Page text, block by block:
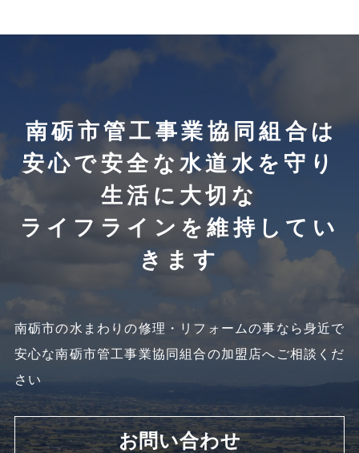
南砺市管工事業協同組合は
安心で安全な水道水を守り
生活に大切な
ライフラインを維持してい
きます
南砺市の水まわりの修理・リフォームの事なら身近で
安心な南砺市管工事業協同組合の加盟店へご相談くだ
さい
お問い合わせ